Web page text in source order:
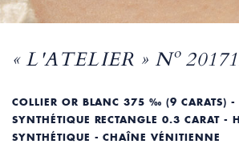
« L'ATELIER » Nº
COLLIER OR BLANC 375 ‰ (9 CARATS)
SYNTHÉTIQUE RECTANGLE 0.3 CARAT -
SYNTHÉTIQUE - CHAÎNE VÉNITIENNE